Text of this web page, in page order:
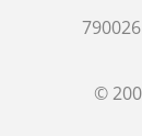
790026
©